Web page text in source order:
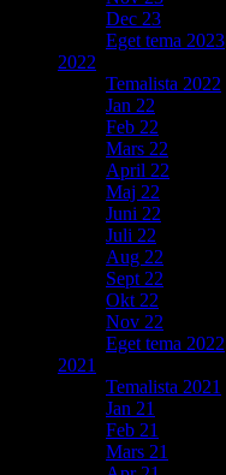
Dec 23
Eget tema 2023
2022
Temalista 2022
Jan 22
Feb 22
Mars 22
April 22
Maj 22
Juni 22
Juli 22
Aug 22
Sept 22
Okt 22
Nov 22
Eget tema 2022
2021
Temalista 2021
Jan 21
Feb 21
Mars 21